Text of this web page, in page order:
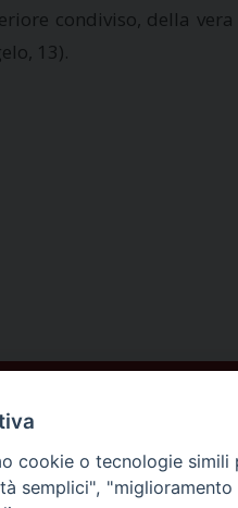
condiviso, della
13).
cookie o tecnologie
semplici",